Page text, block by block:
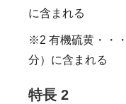
に含まれる
※2 有機硫黄・・
分）に含まれる
特長 2